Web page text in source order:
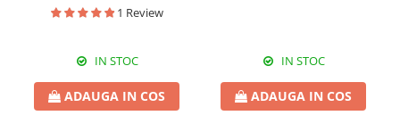
1 Review
IN STOC
ADAUGA IN COS
IN STOC
ADAUGA IN COS